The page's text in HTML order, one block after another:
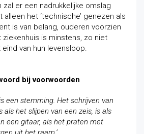
zal er een nadrukkelijke omslag
het ‘technische’ genezen als
is van belang, ouderen voorzien
ziekenhuis is minstens, zo niet
van hun levensloop.
bij voorwoorden
een stemming. Het schrijven van
als het slijpen van een zeis, is als
een gitaar, als het praten met